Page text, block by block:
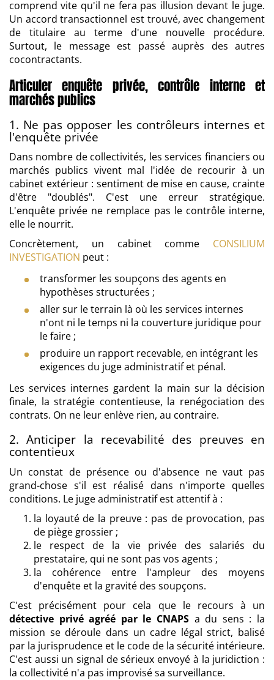
comprend vite qu'il ne fera pas illusion devant le juge.
Un accord transactionnel est trouvé, avec changement
de titulaire au terme d'une nouvelle procédure.
Surtout, le message est passé auprès des autres
cocontractants.
Articuler enquête privée, contrôle interne et
marchés publics
1. Ne pas opposer les contrôleurs internes et
l'enquête privée
Dans nombre de collectivités, les services financiers ou
marchés publics vivent mal l'idée de recourir à un
cabinet extérieur : sentiment de mise en cause, crainte
d'être "doublés". C'est une erreur stratégique.
L'enquête privée ne remplace pas le contrôle interne,
elle le nourrit.
Concrètement, un cabinet comme CONSILIUM
INVESTIGATION peut :
transformer les soupçons des agents en
hypothèses structurées ;
aller sur le terrain là où les services internes
n'ont ni le temps ni la couverture juridique pour
le faire ;
produire un rapport recevable, en intégrant les
exigences du juge administratif et pénal.
Les services internes gardent la main sur la décision
finale, la stratégie contentieuse, la renégociation des
contrats. On ne leur enlève rien, au contraire.
2. Anticiper la recevabilité des preuves en
contentieux
Un constat de présence ou d'absence ne vaut pas
grand-chose s'il est réalisé dans n'importe quelles
conditions. Le juge administratif est attentif à :
la loyauté de la preuve : pas de provocation, pas
de piège grossier ;
le respect de la vie privée des salariés du
prestataire, qui ne sont pas vos agents ;
la cohérence entre l'ampleur des moyens
d'enquête et la gravité des soupçons.
C'est précisément pour cela que le recours à un
détective privé agréé par le CNAPS a du sens : la
mission se déroule dans un cadre légal strict, balisé
par la jurisprudence et le code de la sécurité intérieure.
C'est aussi un signal de sérieux envoyé à la juridiction :
la collectivité n'a pas improvisé sa surveillance.